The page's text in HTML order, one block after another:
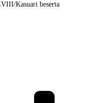
Kasuari beserta